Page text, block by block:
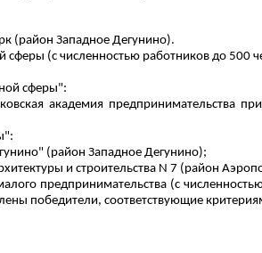
(район Западное Дегунино).
(с численностью работников до 500
сферы":
академия предпринимательства
" (район Западное Дегунино);
и строительства N 7 (район
предпринимательства (с
победители, соответствующие